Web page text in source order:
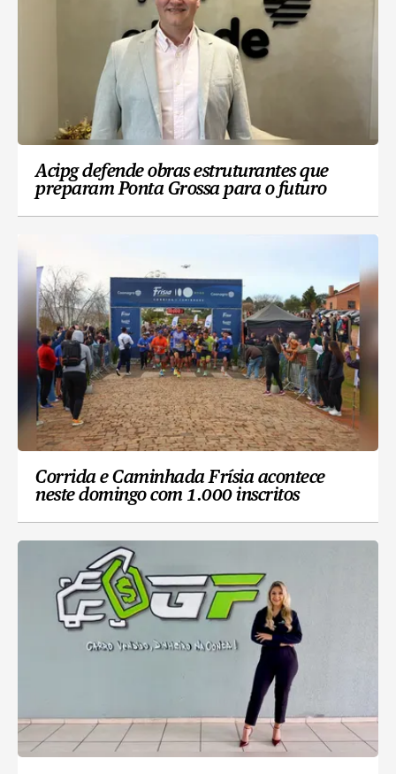
Acipg defende obras estruturantes que
preparam Ponta Grossa para o futuro
Corrida e Caminhada Frísia acontece
neste domingo com 1.000 inscritos